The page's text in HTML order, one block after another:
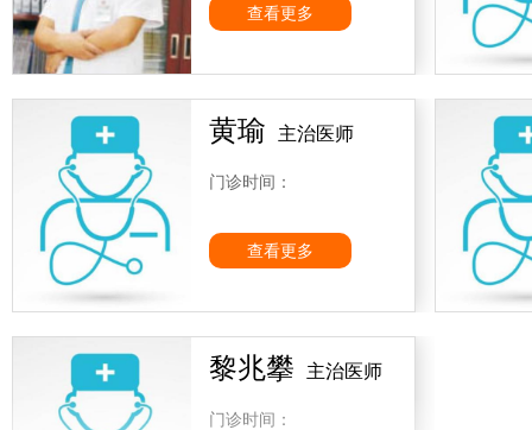
查看更多
黄瑜 主治医师
门诊时间：
查看更多
黎兆攀 主治医师
门诊时间：